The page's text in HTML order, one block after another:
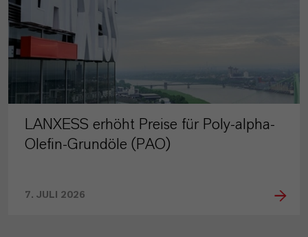
LANXESS erhöht Preise für Poly-alpha-
Olefin-Grundöle (PAO)
7. JULI 2026